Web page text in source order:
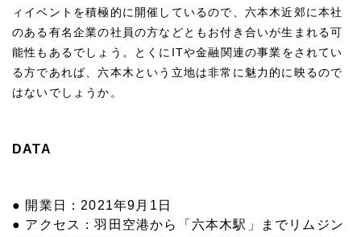
ィイベントを積極的に開催しているので、六本木近郊に本社
のある有名企業の社員の方などともお付き合いが生まれる可
能性もあるでしょう。とくにITや金融関連の事業をされてい
る方であれば、六本木という立地は非常に魅力的に映るので
はないでしょうか。
DATA
● 開業日：2021年9月1日
● アクセス：羽田空港から「六本木駅」までリムジン